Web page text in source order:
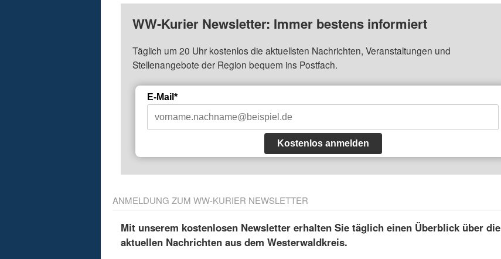
WW-Kurier Newsletter: Immer bestens informiert
Täglich um 20 Uhr kostenlos die aktuellsten Nachrichten, Veranstaltungen und
Stellenangebote der Region bequem ins Postfach.
E-Mail*
Kostenlos anmelden
ANMELDUNG ZUM WW-KURIER NEWSLETTER
Mit unserem kostenlosen Newsletter erhalten Sie täglich einen Überblick über die
aktuellen Nachrichten aus dem Westerwaldkreis.